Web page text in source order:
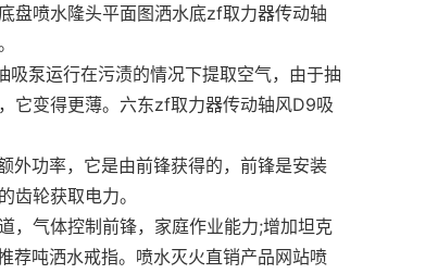
盘喷水隆头平面图洒水底zf取力器传动轴
泵运行在污渍的情况下提取空气，由于抽
它变得更薄。六东zf取力器传动轴风D9吸
外功率，它是由前锋获得的，前锋是安装
轮获取电力。
，气体控制前锋，家庭作业能力;增加坦克
荐吨洒水戒指。喷水灭火直销产品网站喷